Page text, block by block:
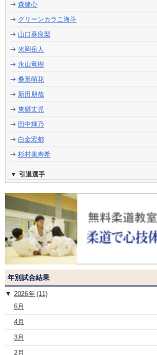
森健心
グリーンカラニ海斗
山口葵良梨
光岡岳人
永山竜樹
桑形萌花
新田朋哉
東郷丈児
田中輝乃
白金宏都
杉村美寿希
引退選手
年別試合結果
2026
(11)
6月
4月
3月
2月